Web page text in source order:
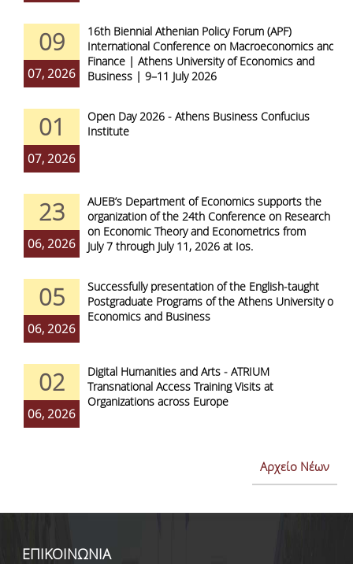
09
07, 2026
16th Biennial Athenian Policy Forum (APF)
International Conference on Macroeconomics and
Finance | Athens University of Economics and
Business | 9–11 July 2026
01
07, 2026
Open Day 2026 - Athens Business Confucius
Institute
23
06, 2026
AUEB’s Department of Economics supports the
organization of the 24th Conference on Research
on Economic Theory and Econometrics from
July 7 through July 11, 2026 at Ios.
05
06, 2026
Successfully presentation of the English-taught
Postgraduate Programs of the Athens University of
Economics and Business
02
06, 2026
Digital Humanities and Arts - ATRIUM
Transnational Access Training Visits at
Organizations across Europe
Αρχείο Νέων
ΕΠΙΚΟΙΝΩΝΙΑ